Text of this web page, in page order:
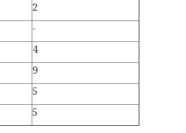
2
-
4
9
5
5